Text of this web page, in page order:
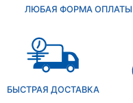
ЛЮБАЯ ФОРМА ОПЛАТЫ
БЫСТРАЯ ДОСТАВКА